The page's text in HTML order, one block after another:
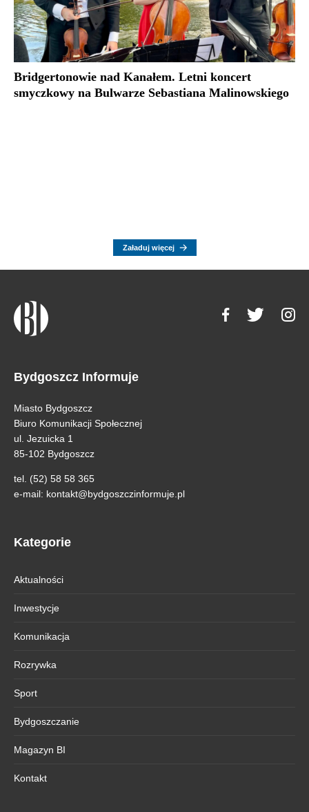
Bridgertonowie nad Kanałem. Letni koncert
smyczkowy na Bulwarze Sebastiana Malinowskiego
Załaduj więcej
Bydgoszcz Informuje
Miasto Bydgoszcz
Biuro Komunikacji Społecznej
ul. Jezuicka 1
85-102 Bydgoszcz
tel. (52) 58 58 365
e-mail: kontakt@bydgoszczinformuje.pl
Kategorie
Aktualności
Inwestycje
Komunikacja
Rozrywka
Sport
Bydgoszczanie
Magazyn BI
Kontakt